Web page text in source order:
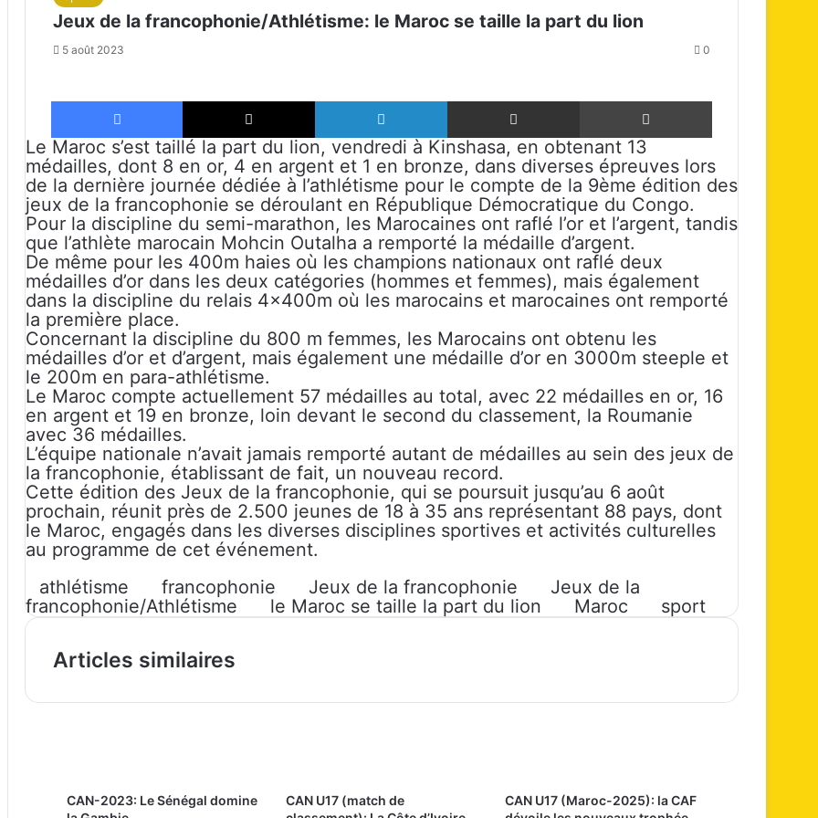
Jeux de la francophonie/Athlétisme: le Maroc se taille la part du lion
5 août 2023 0
Facebook X Linkedin Partager par email Imprimer
Le Maroc s’est taillé la part du lion, vendredi à Kinshasa, en obtenant 13
médailles, dont 8 en or, 4 en argent et 1 en bronze, dans diverses épreuves lors
de la dernière journée dédiée à l’athlétisme pour le compte de la 9ème édition des
jeux de la francophonie se déroulant en République Démocratique du Congo.
Pour la discipline du semi-marathon, les Marocaines ont raflé l’or et l’argent, tandis
que l’athlète marocain Mohcin Outalha a remporté la médaille d’argent.
De même pour les 400m haies où les champions nationaux ont raflé deux
médailles d’or dans les deux catégories (hommes et femmes), mais également
dans la discipline du relais 4x400m où les marocains et marocaines ont remporté
la première place.
Concernant la discipline du 800 m femmes, les Marocains ont obtenu les
médailles d’or et d’argent, mais également une médaille d’or en 3000m steeple et
le 200m en para-athlétisme.
Le Maroc compte actuellement 57 médailles au total, avec 22 médailles en or, 16
en argent et 19 en bronze, loin devant le second du classement, la Roumanie
avec 36 médailles.
L’équipe nationale n’avait jamais remporté autant de médailles au sein des jeux de
la francophonie, établissant de fait, un nouveau record.
Cette édition des Jeux de la francophonie, qui se poursuit jusqu’au 6 août
prochain, réunit près de 2.500 jeunes de 18 à 35 ans représentant 88 pays, dont
le Maroc, engagés dans les diverses disciplines sportives et activités culturelles
au programme de cet événement.
athlétisme
francophonie Jeux de la francophonie
Jeux de la
francophonie/Athlétisme
le Maroc se taille la part du lion Maroc sport
Articles similaires
CAN-2023: Le Sénégal domine
CAN U17 (match de
CAN U17 (Maroc-2025): la CAF